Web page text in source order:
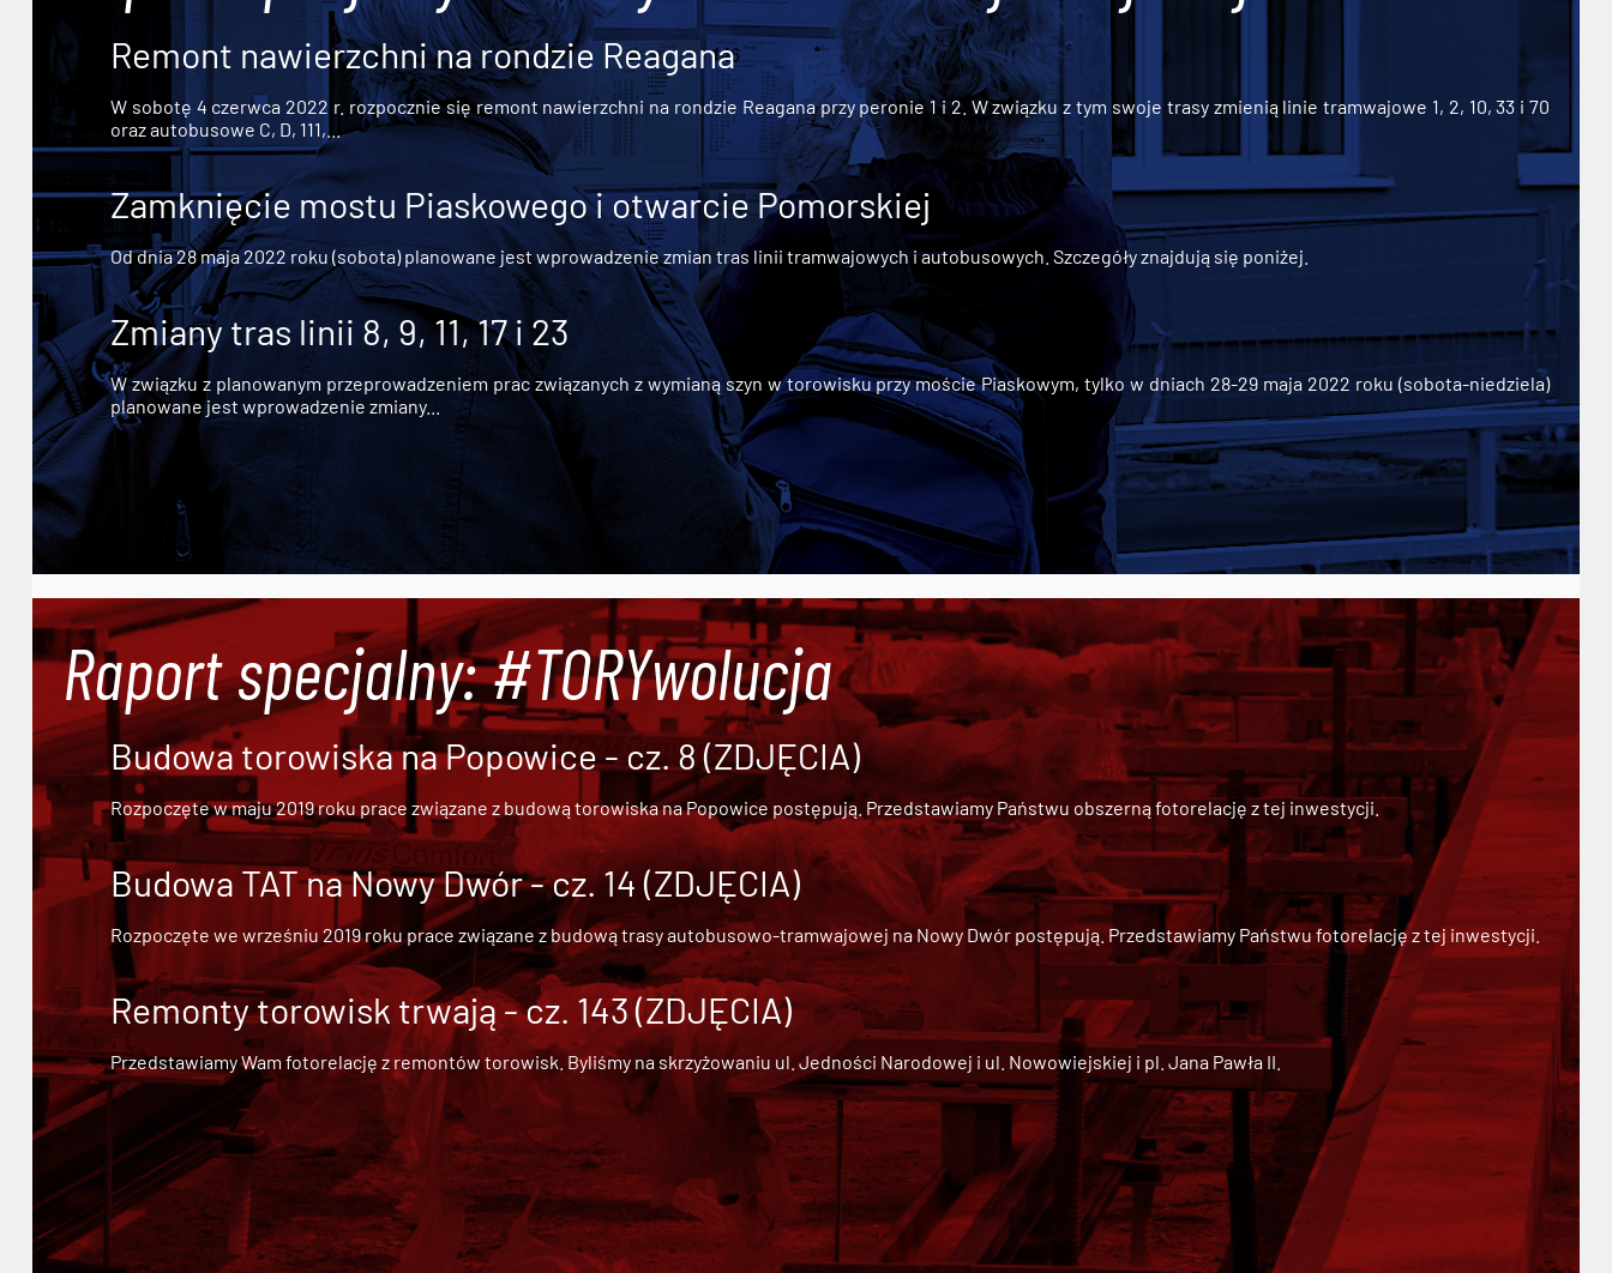
Remont nawierzchni na rondzie Reagana
W sobotę 4 czerwca 2022 r. rozpocznie się remont nawierzchni na rondzie Reagana przy peronie 1 i 2. W związku z tym swoje trasy zmienią linie tramwajowe 1, 2, 10, 33 i 70
oraz autobusowe C, D, 111,...
Zamknięcie mostu Piaskowego i otwarcie Pomorskiej
Od dnia 28 maja 2022 roku (sobota) planowane jest wprowadzenie zmian tras linii tramwajowych i autobusowych. Szczegóły znajdują się poniżej.
Zmiany tras linii 8, 9, 11, 17 i 23
W związku z planowanym przeprowadzeniem prac związanych z wymianą szyn w torowisku przy moście Piaskowym, tylko w dniach 28-29 maja 2022 roku (sobota-niedziela)
planowane jest wprowadzenie zmiany...
Raport specjalny: #TORYwolucja
Budowa torowiska na Popowice - cz. 8 (ZDJĘCIA)
Rozpoczęte w maju 2019 roku prace związane z budową torowiska na Popowice postępują. Przedstawiamy Państwu obszerną fotorelację z tej inwestycji.
Budowa TAT na Nowy Dwór - cz. 14 (ZDJĘCIA)
Rozpoczęte we wrześniu 2019 roku prace związane zbudową trasy autobusowo-tramwajowej na Nowy Dwórpostępują. Przedstawiamy Państwu fotorelację z tej inwestycji.
Remonty torowisk trwają - cz. 143 (ZDJĘCIA)
Przedstawiamy Wam fotorelację z remontów torowisk. Byliśmy na skrzyżowaniu ul. Jedności Narodowej i ul. Nowowiejskiej i pl. Jana Pawła II.